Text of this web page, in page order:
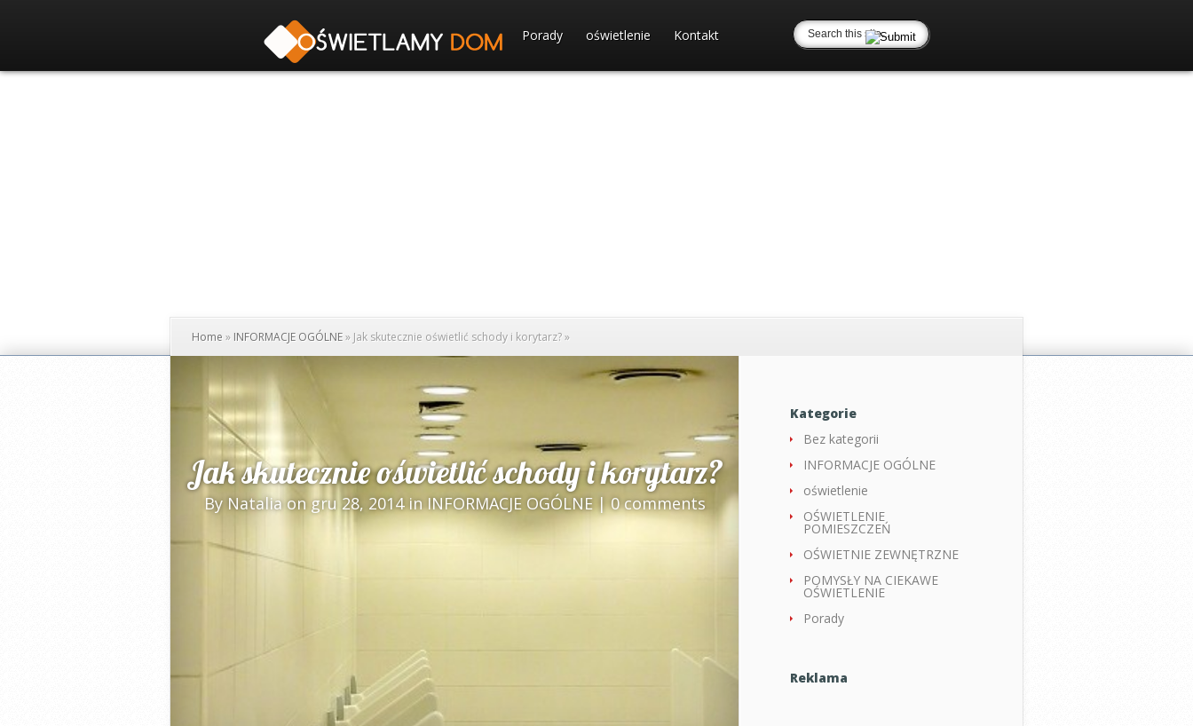
Porady oświetlenie Kontakt
Home » INFORMACJE OGÓLNE» Jak skutecznie oświetlić schody i korytarz?»
Jak skutecznie oświetlić schody i korytarz?
By Nataliaon gru 28, 2014 in INFORMACJE OGÓLNE|0 comments
Kategorie
Bez kategorii
INFORMACJE OGÓLNE
oświetlenie
OŚWIETLENIE
POMIESZCZEŃ
OŚWIETNIE ZEWNĘTRZNE
POMYSŁY NA CIEKAWE
OŚWIETLENIE
Porady
Reklama